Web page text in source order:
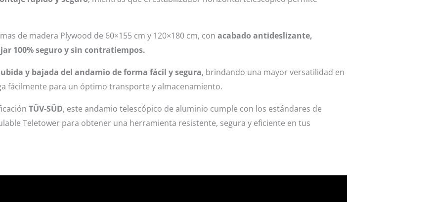
de madera Plywood de 60×155 cm y 120×180 cm, con acabado antideslizante,
100% seguro y sin contratiempos.
y bajada del andamio de forma fácil y segura, brindando una mayor versatilidad en
fácilmente para un óptimo transporte y almacenamiento.
TÜV-SÜD, este andamio telescópico de aluminio cumple con los estándares de
Teletower para obtener una herramienta resistente, segura y eficiente en tus